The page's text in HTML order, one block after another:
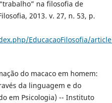
na filosofia de
2013. v. 27, n. 53, p.
EducacaoFilosofia/
do macaco em homem:
da linguagem e do
em Psicologia) -- Instituto